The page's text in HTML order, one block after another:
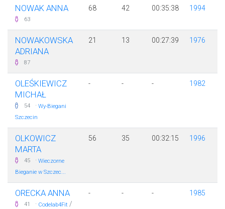
NOWAK ANNA
63
68 42 00:35:38 1994
NOWAKOWSKA
ADRIANA
87
21 13 00:27:39 1976
OLEŚKIEWICZ
MICHAŁ
54 · Wy-Biegani
Szczecin
- - - 1982
OLKOWICZ
MARTA
45 · Wieczorne
Bieganie w Szczec...
56 35 00:32:15 1996
ORECKA ANNA
41 · Codelab4Fit /
- - - 1985